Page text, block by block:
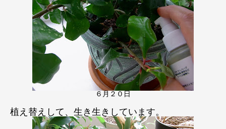
６月２０日
植え替えして、生き生きしています。